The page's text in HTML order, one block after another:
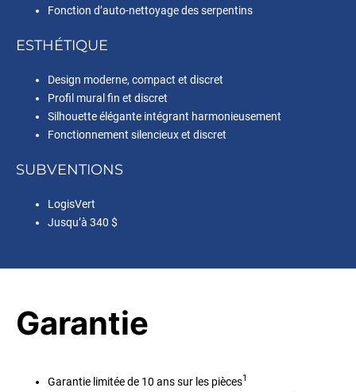
Fonction d’auto-nettoyage des serpentins
ESTHÉTIQUE
Design moderne, compact et discret
Profil mural fin et discret
Silhouette élégante intégrant harmonieusement
Fonctionnement silencieux et discret
SUBVENTIONS
LogisVert
Jusqu’à 340 $
Garantie
Garantie limitée de 10 ans sur les pièces1